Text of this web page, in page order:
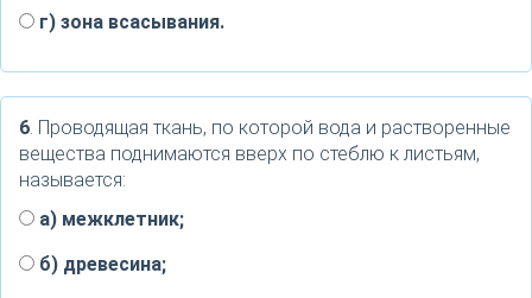
г) зона всасывания.
6. Проводящая ткань, по которой вода и растворенные
вещества поднимаются вверх по стеблю к листьям,
называется:
a) межклетник;
б) древесина;